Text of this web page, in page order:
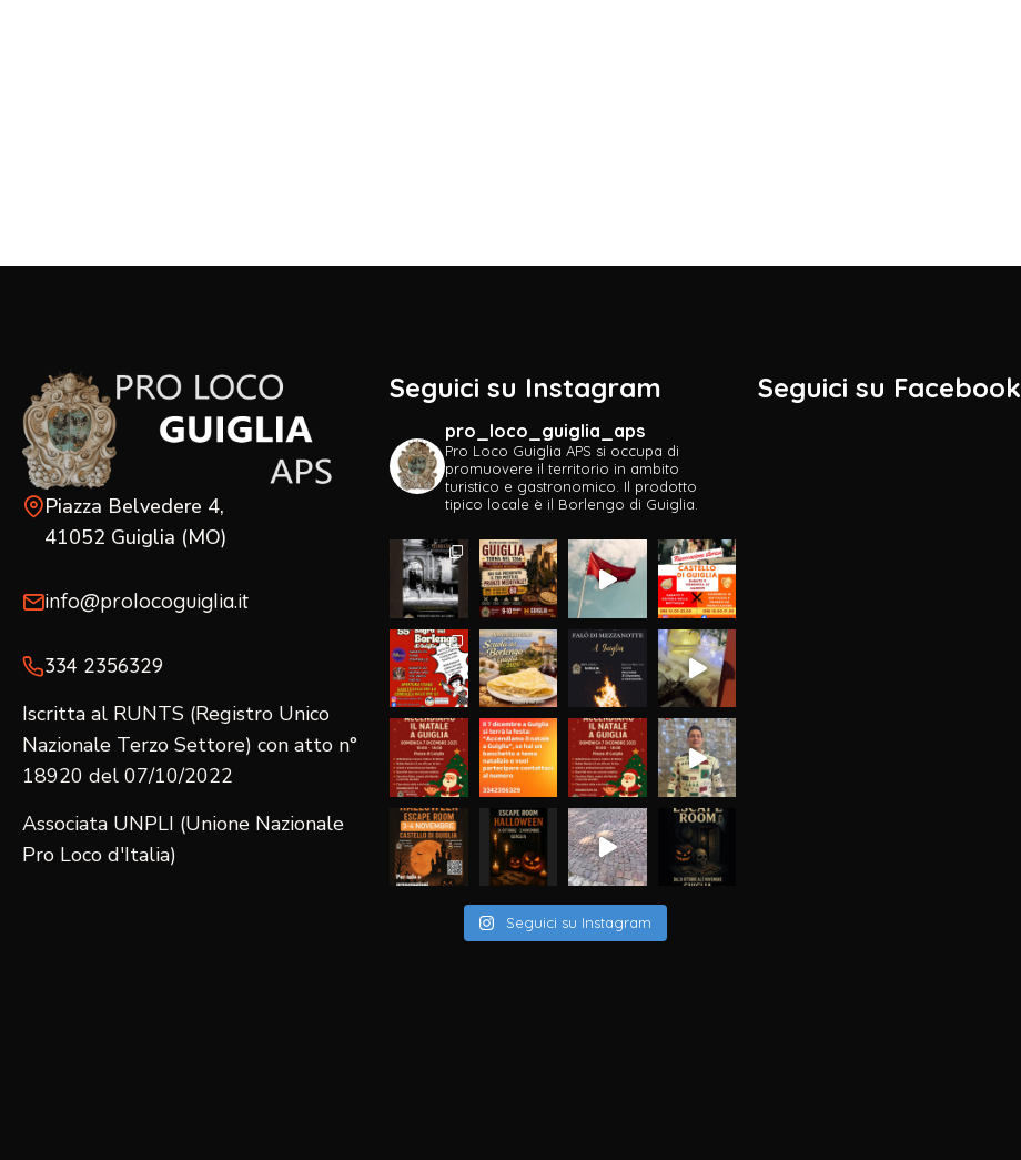
Piazza Belvedere 4,
41052 Guiglia (MO)
info@prolocoguiglia.it
334 2356329‬
Iscritta al RUNTS (Registro Unico
Nazionale Terzo Settore) con atto n°
18920 del 07/10/2022
Associata UNPLI (Unione Nazionale
Pro Loco d'Italia)
Seguici su Instagram
pro_loco_guiglia_aps
Pro Loco Guiglia APS si occupa di
promuovere il territorio in ambito
turistico e gastronomico. Il prodotto
tipico locale è il Borlengo di Guiglia.
Seguici su Instagram
Seguici su Facebook